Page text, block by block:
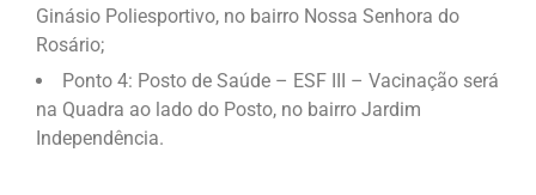
Ginásio Poliesportivo, no bairro Nossa Senhora do
Rosário;
Ponto 4: Posto de Saúde – ESF III – Vacinação será
na Quadra ao lado do Posto, no bairro Jardim
Independência.